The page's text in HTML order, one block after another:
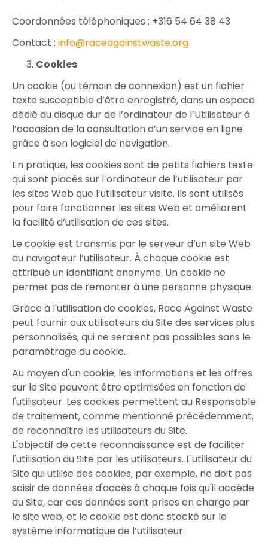
Coordonnées téléphoniques : +316 54 64 38 43
Contact : info@raceagainstwaste.org
Cookies
Un cookie (ou témoin de connexion) est un fichier
texte susceptible d’être enregistré, dans un espace
dédié du disque dur de l’ordinateur de l’Utilisateur à
l’occasion de la consultation d’un service en ligne
grâce à son logiciel de navigation.
En pratique, les cookies sont de petits fichiers texte
qui sont placés sur l’ordinateur de l’utilisateur par
les sites Web que l’utilisateur visite. Ils sont utilisés
pour faire fonctionner les sites Web et améliorent
la facilité d’utilisation de ces sites.
Le cookie est transmis par le serveur d’un site Web
au navigateur l’utilisateur. À chaque cookie est
attribué un identifiant anonyme. Un cookie ne
permet pas de remonter à une personne physique.
Grâce à l'utilisation de cookies, Race Against Waste
peut fournir aux utilisateurs du Site des services plus
personnalisés, qui ne seraient pas possibles sans le
paramétrage du cookie.
Au moyen d'un cookie, les informations et les offres
sur le Site peuvent être optimisées en fonction de
l'utilisateur. Les cookies permettent au Responsable
de traitement, comme mentionné précédemment,
de reconnaître les utilisateurs du Site.
L'objectif de cette reconnaissance est de faciliter
l'utilisation du Site par les utilisateurs. L'utilisateur du
Site qui utilise des cookies, par exemple, ne doit pas
saisir de données d'accès à chaque fois qu'il accède
au Site, car ces données sont prises en charge par
le site web, et le cookie est donc stocké sur le
système informatique de l’utilisateur.